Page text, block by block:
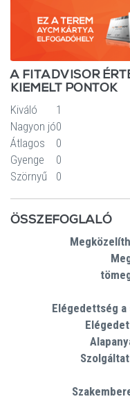
A FITADVISOR
KIEMELT PONTOK
Kiváló
1
Nagyon jó0
Átlagos
0
Gyenge
0
Szörnyű
0
ÖSSZEFOGLALÓ
Elégedettség